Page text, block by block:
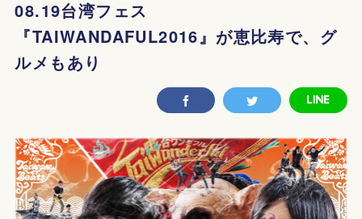
08.19台湾フェス
『TAIWANDAFUL2016』が恵比寿で、グ
ルメもあり